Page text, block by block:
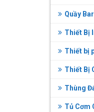
Quầy
Thiết Bị
Thiết bị
Thiết Bị
Thùng
Tủ Cơm